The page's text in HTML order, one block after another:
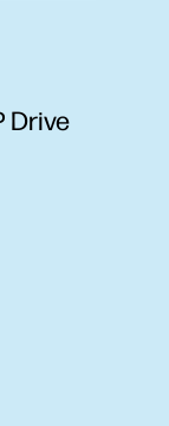
Drive